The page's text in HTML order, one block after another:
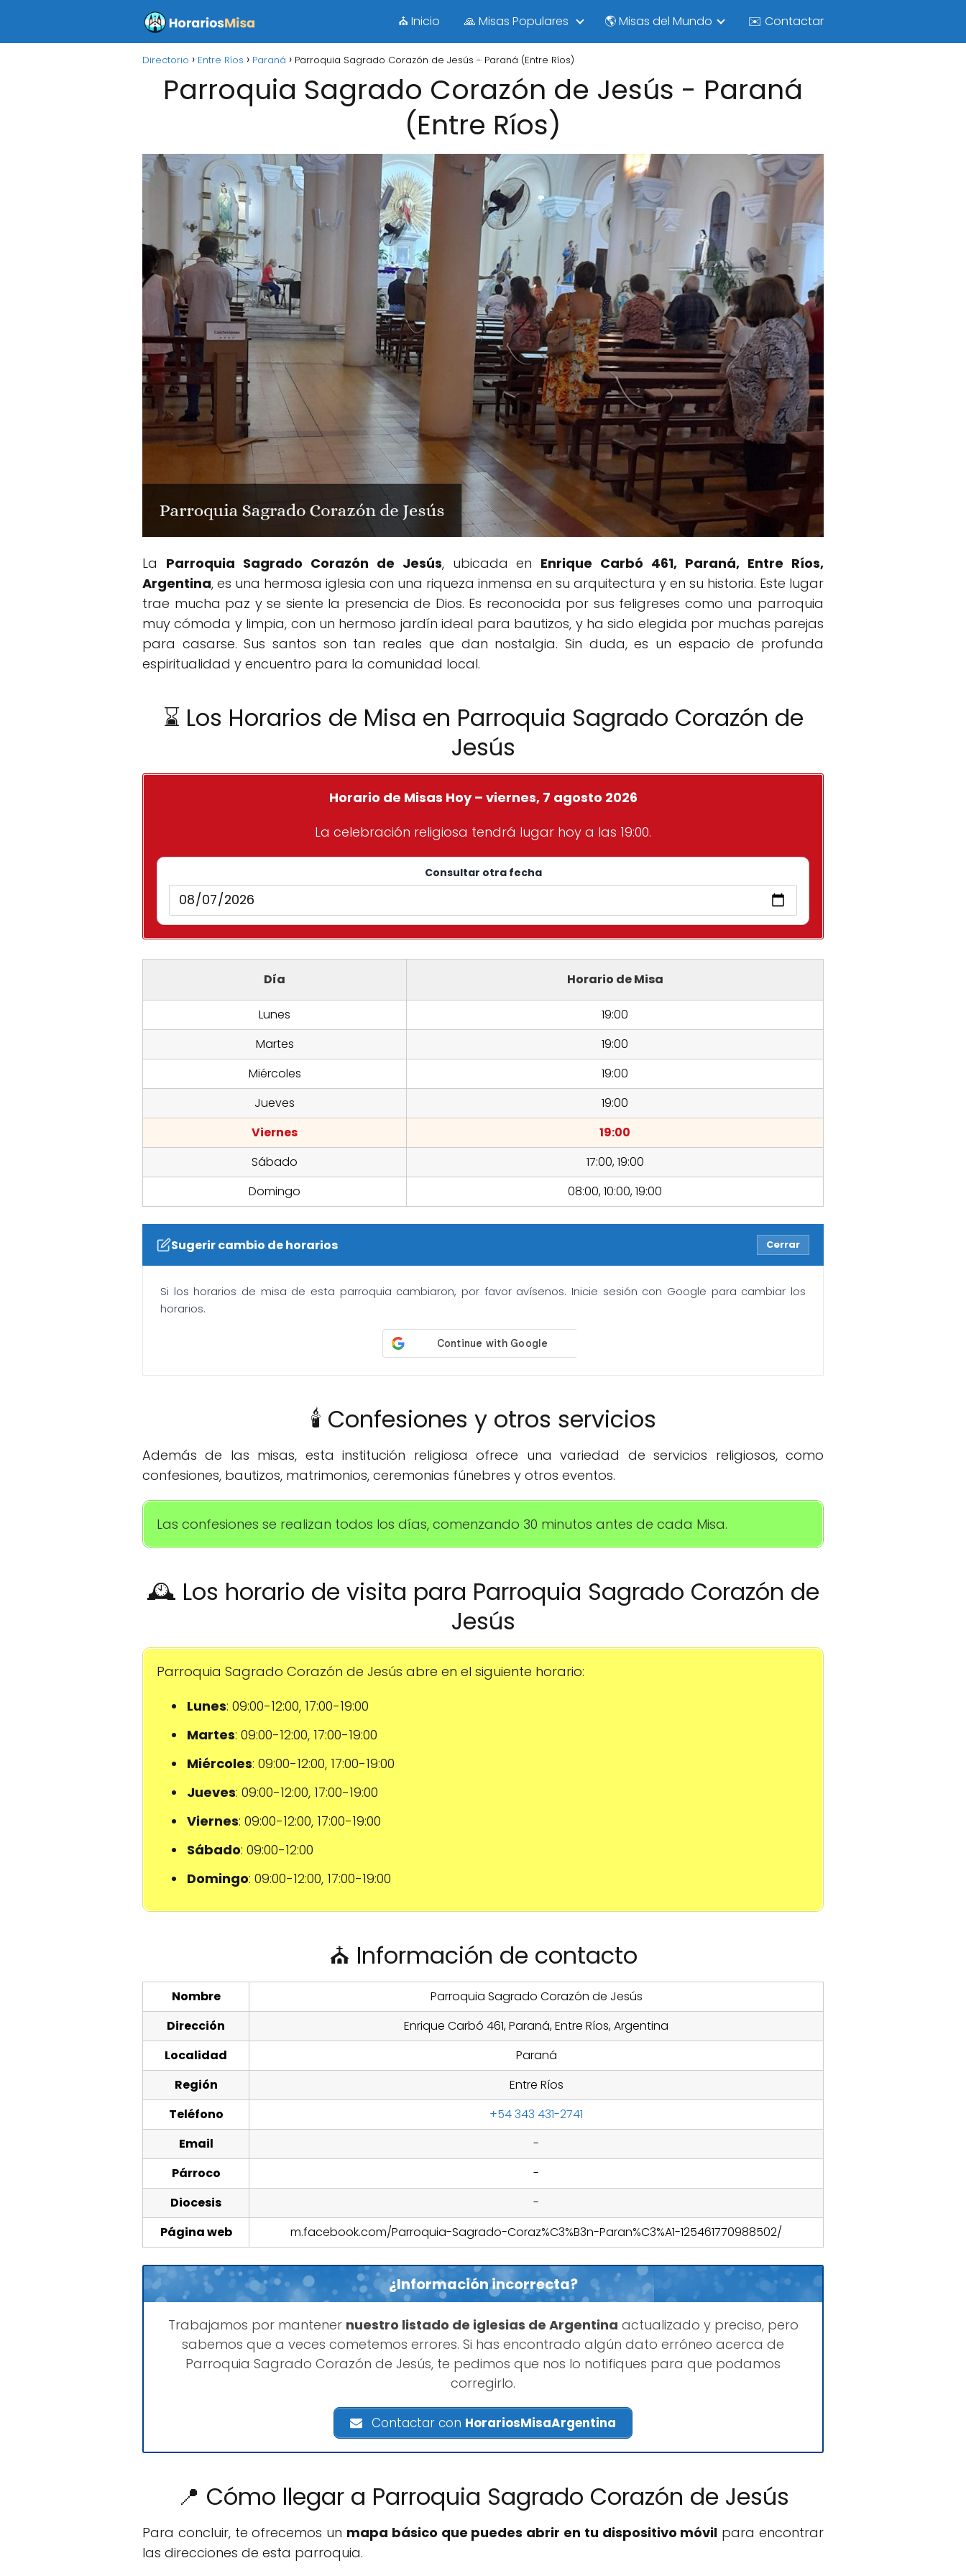
⛪ Inicio 🙏 Misas Populares 🌎 Misas del Mundo ✉️ Contactar
Directorio Entre Ríos Paraná Parroquia Sagrado Corazón de Jesús - Paraná (Entre Ríos)
Parroquia Sagrado Corazón de Jesús - Paraná
(Entre Ríos)
La Parroquia Sagrado Corazón de Jesús, ubicada en Enrique Carbó 461, Paraná, Entre Ríos,
Argentina, es una hermosa iglesia con una riqueza inmensa en su arquitectura y en su historia. Este lugar
trae mucha paz y se siente la presencia de Dios. Es reconocida por sus feligreses como una parroquia
muy cómoda y limpia, con un hermoso jardín ideal para bautizos, y ha sido elegida por muchas parejas
para casarse. Sus santos son tan reales que dan nostalgia. Sin duda, es un espacio de profunda
espiritualidad y encuentro para la comunidad local.
⌛ Los Horarios de Misa en Parroquia Sagrado Corazón de
Jesús
Horario de Misas Hoy – viernes, 7 agosto 2026
La celebración religiosa tendrá lugar hoy a las 19:00.
Consultar otra fecha
Día Horario de Misa
Lunes
19:00
Martes
19:00
Miércoles
19:00
Jueves
19:00
Viernes
19:00
Sábado
17:00, 19:00
Domingo
08:00, 10:00, 19:00
Sugerir cambio de horarios Cerrar
Si los horarios de misa de esta parroquia cambiaron, por favor avísenos. Inicie sesión con Google para cambiar los
horarios.
🕯️ Confesiones y otros servicios
Además de las misas, esta institución religiosa ofrece una variedad de servicios religiosos, como
confesiones, bautizos, matrimonios, ceremonias fúnebres y otros eventos.
Las confesiones se realizan todos los días, comenzando 30 minutos antes de cada Misa.
🕰️ Los horario de visita para Parroquia Sagrado Corazón de
Jesús
Parroquia Sagrado Corazón de Jesús abre en el siguiente horario:
Lunes: 09:00-12:00, 17:00-19:00
Martes: 09:00-12:00, 17:00-19:00
Miércoles: 09:00-12:00, 17:00-19:00
Jueves: 09:00-12:00, 17:00-19:00
Viernes: 09:00-12:00, 17:00-19:00
Sábado: 09:00-12:00
Domingo: 09:00-12:00, 17:00-19:00
⛪ Información de contacto
Nombre
Parroquia Sagrado Corazón de Jesús
Dirección
Enrique Carbó 461, Paraná, Entre Ríos, Argentina
Localidad
Paraná
Región
Entre Ríos
Teléfono
+54 343 431-2741
Email
-
Párroco
-
Diocesis
-
Página web
m.facebook.com/Parroquia-Sagrado-Coraz%C3%B3n-Paran%C3%A1-125461770988502/
¿Información incorrecta?
Trabajamos por mantener nuestro listado de iglesias de Argentina actualizado y preciso, pero
sabemos que a veces cometemos errores. Si has encontrado algún dato erróneo acerca de
Parroquia Sagrado Corazón de Jesús, te pedimos que nos lo notifiques para que podamos
corregirlo.
Contactar con HorariosMisaArgentina
📍 Cómo llegar a Parroquia Sagrado Corazón de Jesús
Para concluir, te ofrecemos un mapa básico que puedes abrir en tu dispositivo móvil para encontrar
las direcciones de esta parroquia.